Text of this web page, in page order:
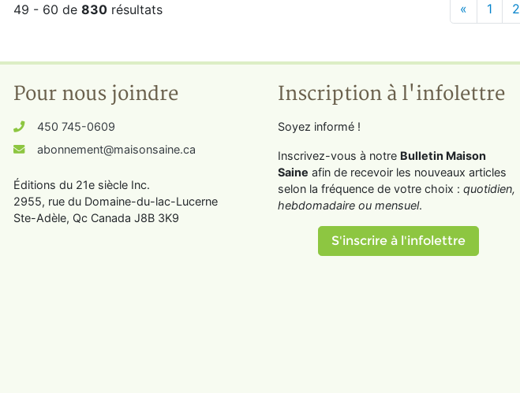
49 - 60 de 830 résultats « 1 2
Pour nous joindre
450 745-0609
abonnement@maisonsaine.ca
Éditions du 21e siècle Inc.
2955, rue du Domaine-du-lac-Lucerne
Ste-Adèle, Qc Canada J8B 3K9
Inscription à l'infolettre
Soyez informé !
Inscrivez-vous à notre Bulletin Maison
Saine afin de recevoir les nouveaux articles
selon la fréquence de votre choix : quotidien,
hebdomadaire ou mensuel.
S'inscrire à l'infolettre